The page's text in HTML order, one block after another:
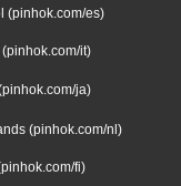
(pinhok.com/es)
(pinhok.com/it)
ja)
(pinhok.com/nl)
fi)